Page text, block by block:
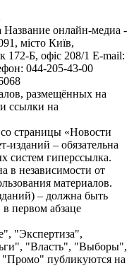
Название онлайн-медиа -
місто Київ,
Б, офіс 208/1 E-mail:
044-205-43-00
размещённых на
ссылки на
страницы «Новости
изданий – обязательна
систем гиперссылка.
в независимости от
материалов.
– должна быть
первом абзаце
"Экспертиза",
"Власть", "Выборы",
публикуются на